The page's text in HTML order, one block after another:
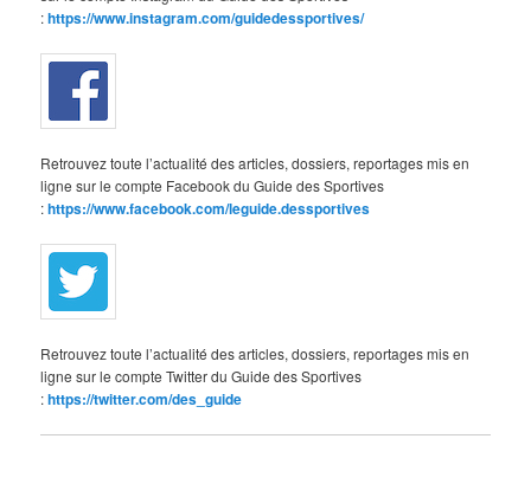
:https://www.instagram.com/guidedessportives/
Retrouvez toute l’actualité des articles, dossiers, reportages mis en
ligne sur le compte Facebook du Guide des Sportives
:https://www.facebook.com/leguide.dessportives
Retrouvez toute l’actualité des articles, dossiers, reportages mis en
ligne sur le compte Twitter du Guide des Sportives
:https://twitter.com/des_guide